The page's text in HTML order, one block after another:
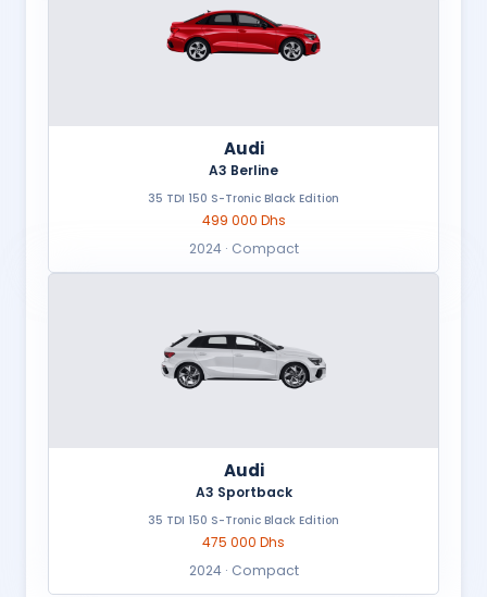
Audi
A3 Berline
35 TDI 150 S-Tronic Black Edition
499 000 Dhs
2024 · Compact
Audi
A3 Sportback
35 TDI 150 S-Tronic Black Edition
475 000 Dhs
2024 · Compact